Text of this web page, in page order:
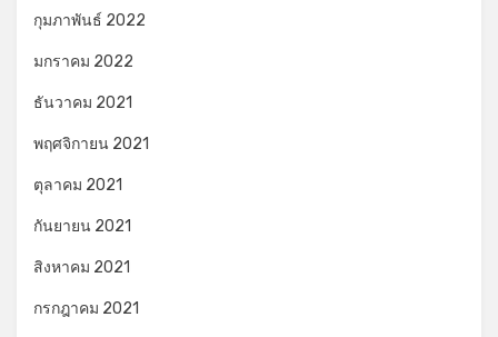
กุมภาพันธ์ 2022
มกราคม 2022
ธันวาคม 2021
พฤศจิกายน 2021
ตุลาคม 2021
กันยายน 2021
สิงหาคม 2021
กรกฎาคม 2021